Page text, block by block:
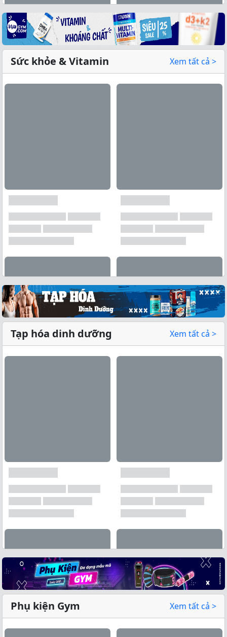
Xem tất cả →
Xem tất cả →
Sức khỏe & Vitamin Xem tất cả >
Xem tất cả →
Tạp hóa dinh dưỡng Xem tất cả >
Phụ kiện Gym Xem tất cả >